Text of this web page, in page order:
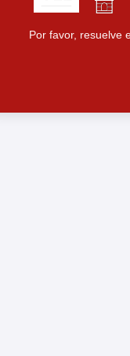
Por favor, resuelve